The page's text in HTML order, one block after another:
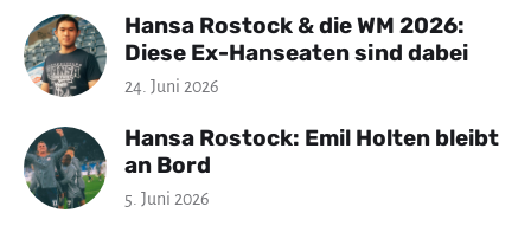
Hansa Rostock & die WM 2026:
Diese Ex-Hanseaten sind dabei
24. Juni 2026
Hansa Rostock: Emil Holten bleibt
an Bord
5. Juni 2026